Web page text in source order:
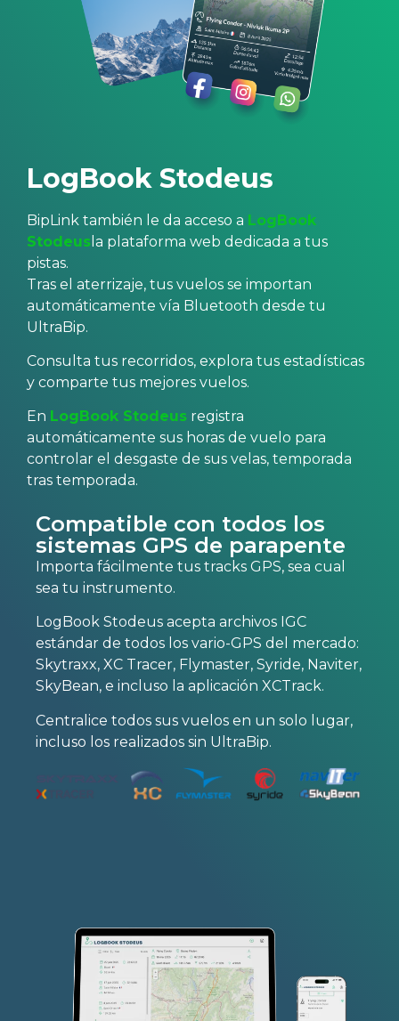
LogBook Stodeus
BipLink también le da acceso a LogBook
Stodeus la plataforma web dedicada a tus
pistas.
Tras el aterrizaje, tus vuelos se importan
automáticamente vía Bluetooth desde tu
UltraBip.
Consulta tus recorridos, explora tus estadísticas
y comparte tus mejores vuelos.
En LogBook Stodeus registra
automáticamente sus horas de vuelo para
controlar el desgaste de sus velas, temporada
tras temporada.
Compatible con todos los
sistemas GPS de parapente
Importa fácilmente tus tracks GPS, sea cual
sea tu instrumento.
LogBook Stodeus acepta archivos IGC
estándar de todos los vario-GPS del mercado:
Skytraxx, XC Tracer, Flymaster, Syride, Naviter,
SkyBean, e incluso la aplicación XCTrack.
Centralice todos sus vuelos en un solo lugar,
incluso los realizados sin UltraBip.